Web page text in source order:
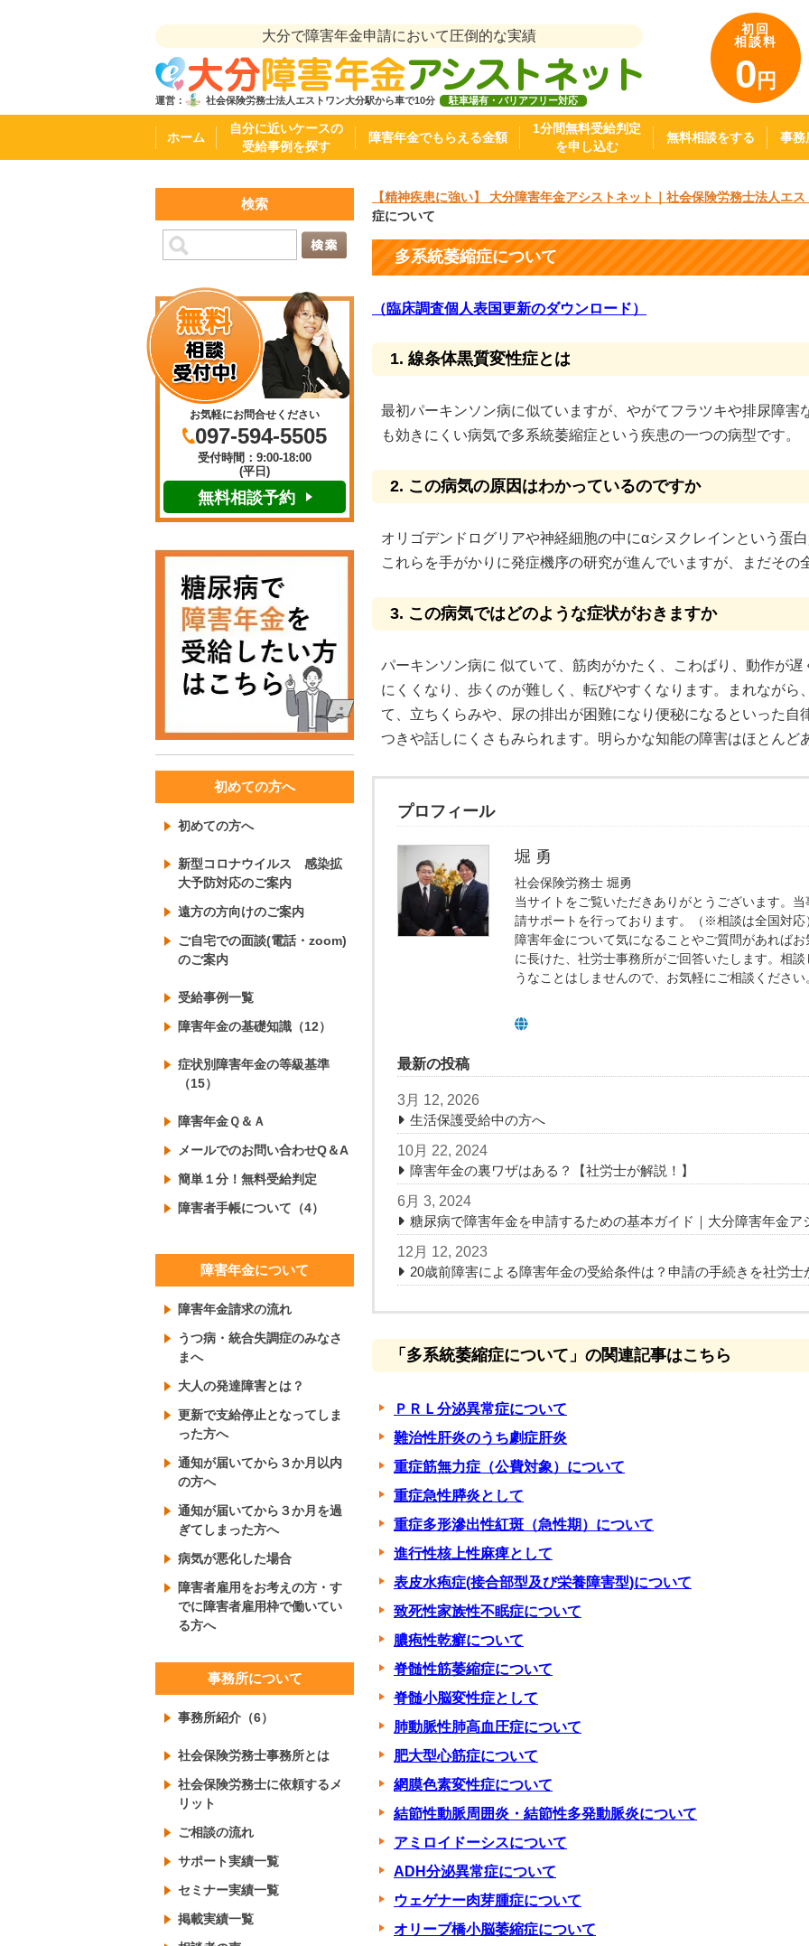
大分で障害年金申請において圧倒的な実績
運営： 社会保険労務士法人エストワン大分駅から車で10分 駐車場有・バリアフリー対応
初回
相談料
0 円
ホーム
自分に近いケースの
受給事例を探す
障害年金でもらえる金額
1分間無料受給判定
を申し込む
無料相談をする 事務
【精神疾患に強い】 大分障害年金アシストネット｜社会保険労務士法人エス
症について
多系統萎縮症について
（臨床調査個人表国更新のダウンロード）
1. 線条体黒質変性症とは
最初パーキンソン病に似ていますが、やがてフラツキや排尿障害
も効きにくい病気で多系統萎縮症という疾患の一つの病型です。
2. この病気の原因はわかっているのですか
オリゴデンドログリアや神経細胞の中にαシヌクレインという蛋
これらを手がかりに発症機序の研究が進んでいますが、まだその
3. この病気ではどのような症状がおきますか
パーキンソン病に 似ていて、筋肉がかたく、こわばり、動作が
にくくなり、歩くのが難しく、転びやすくなります。まれながら
て、立ちくらみや、尿の排出が困難になり便秘になるといった自
つきや話しにくさもみられます。明らかな知能の障害はほとんど
プロフィール
堀 勇
社会保険労務士 堀勇
当サイトをご覧いただきありがとうございます。
請サポートを行っております。（※相談は全国対応
障害年金について気になることやご質問があれば
に長けた、社労士事務所がご回答いたします。相
うなことはしませんので、お気軽にご相談ください
最新の投稿
3月 12, 2026
生活保護受給中の方へ
10月 22, 2024
障害年金の裏ワザはある？【社労士が解説！】
6月 3, 2024
糖尿病で障害年金を申請するための基本ガイド｜大分障害年金ア
12月 12, 2023
20歳前障害による障害年金の受給条件は？申請の手続きを社労士
「多系統萎縮症について」の関連記事はこちら
ＰＲＬ分泌異常症について
難治性肝炎のうち劇症肝炎
重症筋無力症（公費対象）について
重症急性膵炎として
重症多形滲出性紅斑（急性期）について
進行性核上性麻痺として
表皮水疱症(接合部型及び栄養障害型)について
致死性家族性不眠症について
膿疱性乾癬について
脊髄性筋萎縮症について
脊髄小脳変性症として
肺動脈性肺高血圧症について
肥大型心筋症について
網膜色素変性症について
結節性動脈周囲炎・結節性多発動脈炎について
アミロイドーシスについて
ADH分泌異常症について
ウェゲナー肉芽腫症について
オリーブ橋小脳萎縮症について
検索
お気軽にお問合せください
097-594-5505
受付時間：9:00-18:00
(平日)
無料相談予約
初めての方へ
初めての方へ
新型コロナウイルス 感染拡
大予防対応のご案内
遠方の方向けのご案内
ご自宅での面談(電話・zoom)
のご案内
受給事例一覧
障害年金の基礎知識（12）
症状別障害年金の等級基準
（15）
障害年金Ｑ＆Ａ
メールでのお問い合わせQ＆A
簡単１分！無料受給判定
障害者手帳について（4）
障害年金について
障害年金請求の流れ
うつ病・統合失調症のみなさ
まへ
大人の発達障害とは？
更新で支給停止となってしま
った方へ
通知が届いてから３か月以内
の方へ
通知が届いてから３か月を過
ぎてしまった方へ
病気が悪化した場合
障害者雇用をお考えの方・す
でに障害者雇用枠で働いてい
る方へ
事務所について
事務所紹介（6）
社会保険労務士事務所とは
社会保険労務士に依頼するメ
リット
ご相談の流れ
サポート実績一覧
セミナー実績一覧
掲載実績一覧